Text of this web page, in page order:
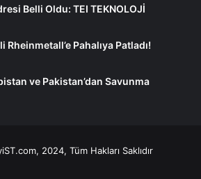
Belli Oldu: TEI TEKNOLOJİ
Rheinmetall’e Pahalıya Patladı!
ve Pakistan’dan Savunma
2024, Tüm Hakları Saklıdır